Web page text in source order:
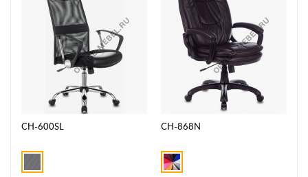
CH-600SL CH-868N